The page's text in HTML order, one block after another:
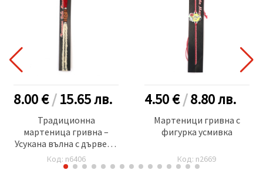
8.00 €/15.65лв.
Традиционна
мартеница гривна –
Усукана вълна с дървено
мънисто -10 броя
Код: n6406
4.50 €/8.80лв.
Мартеници гривна с
фигурка усмивка
Код: n2669